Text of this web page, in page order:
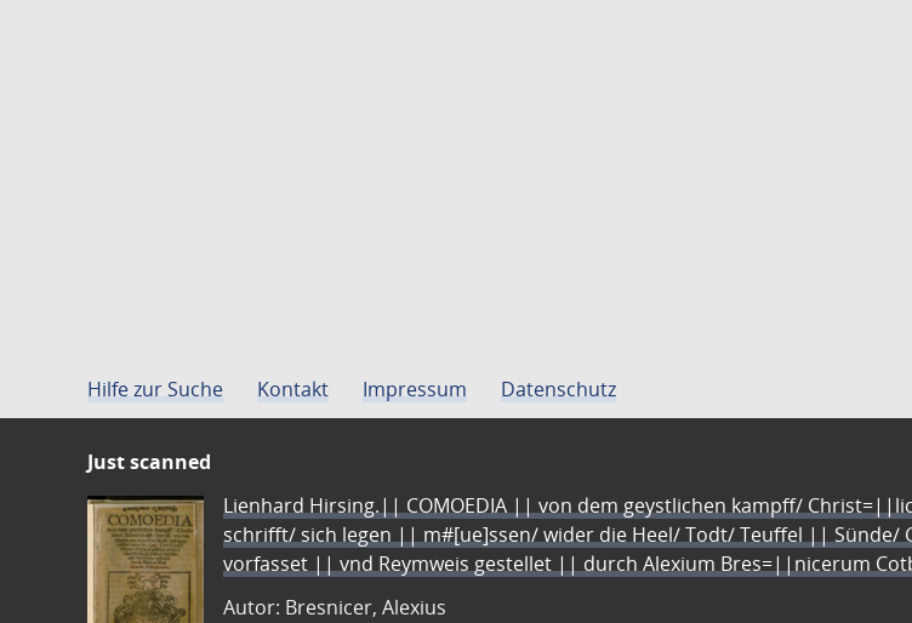
Hilfe zur Suche Kontakt Impressum Datenschutz
Just scanned
Lienhard Hirsing.|| COMOEDIA || von dem geystlichen kampff/
schrifft/ sich legen || m#[ue]ssen/ wider die Heel/ Todt/ Teuffel ||
vorfasset || vnd Reymweis gestellet || durch Alexium Bres=||nicerum
Autor: Bresnicer, Alexius